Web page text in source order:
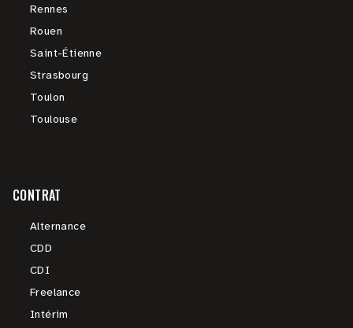
Rennes
Rouen
Saint-Étienne
Strasbourg
Toulon
Toulouse
CONTRAT
Alternance
CDD
CDI
Freelance
Intérim